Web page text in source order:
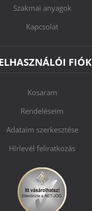
Szakmai anyagok
Kapcsolat
FIÓK
Kosaram
Rendeléseim
Adataim szerkesztése
Hírlevél feliratkozás